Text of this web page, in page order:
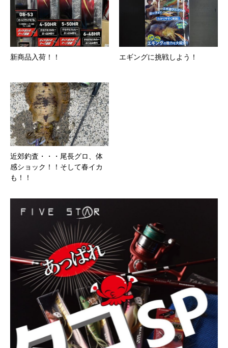
新商品入荷！！ エギングに挑戦しよう！
近郊釣査・・・尾長グロ、体
感ショック！！そして春イカ
も！！